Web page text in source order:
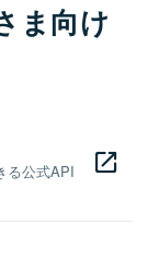
ま向け
る公式API